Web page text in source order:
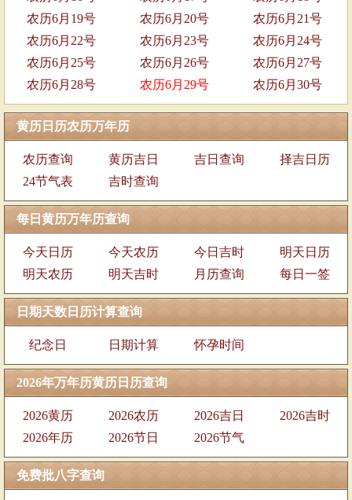
农历6月19号
农历6月20号
农历6月21号
农历6月22号
农历6月23号
农历6月24号
农历6月25号
农历6月26号
农历6月27号
农历6月28号
农历6月29号 农历6月30号
黄历日历农历万年历
农历查询 黄历吉日 吉日查询
择吉日历
24节气表
吉时查询
每日黄历万年历查询
今天日历 今天农历 今日吉时
明天日历
明天农历
明天吉时 月历查询 每日一签
日期天数日历计算查询
纪念日 日期计算 怀孕时间
2026年万年历黄历日历查询
2026黄历 2026农历 2026吉日
2026吉时
2026年历
2026节日 2026节气
免费批八字查询